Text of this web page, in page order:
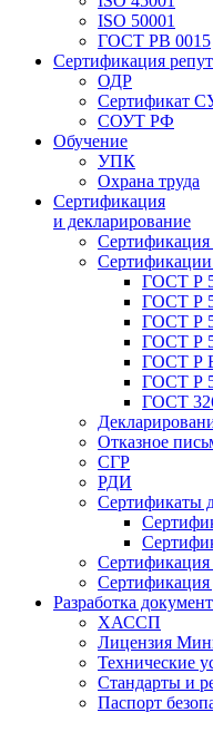
ISO 50001
ГОСТ РВ 0015
Сертификация
ОДР
Сертификат
СОУТ РФ
Обучение
УПК
Охрана труда
Сертификация
и декларирование
Сертификации
ГОСТ Р
ГОСТ Р
ГОСТ Р
ГОСТ Р
ГОСТ Р
ГОСТ Р
ГОСТ
Отказное
СГР
РДИ
Сертификаты
Сертификация
Разработка
ХАССП
Лицензия
Технические
Стандарты и
Паспорт